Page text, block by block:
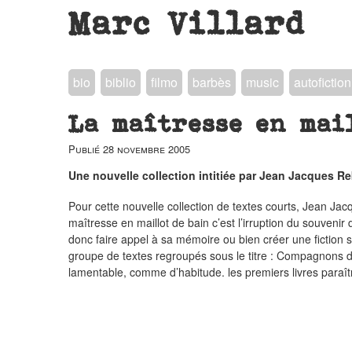
Marc Villard
bio biblio filmo barbès music autofiction
La maîtresse en
Publié 28 novembre 2005
Une nouvelle collection intitiée par Jean Jacques
Pour cette nouvelle collection de textes courts, Jean
maîtresse en maillot de bain c’est l’irruption du
donc faire appel à sa mémoire ou bien créer une fiction
groupe de textes regroupés sous le titre : Compagnons
lamentable, comme d’habitude. les premiers livres